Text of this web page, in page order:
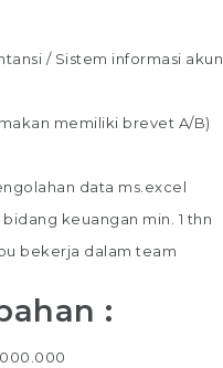
/ Sistem informasi
memiliki brevet A/B)
data ms.excel
keuangan min. 1 thn
bekerja dalam team
: